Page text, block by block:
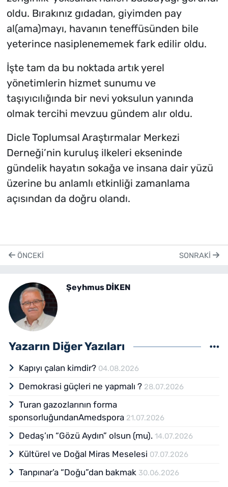
oldu. Bırakınız gıdadan, giyimden pay
al(ama)mayı, havanın teneffüsünden bile
yeterince nasiplenememek fark edilir oldu.
İşte tam da bu noktada artık yerel
yönetimlerin hizmet sunumu ve
taşıyıcılığında bir nevi yoksulun yanında
olmak tercihi mevzuu gündem alır oldu.
Dicle Toplumsal Araştırmalar Merkezi
Derneği’nin kuruluş ilkeleri ekseninde
gündelik hayatın sokağa ve insana dair yüzü
üzerine bu anlamlı etkinliği zamanlama
açısından da doğru olandı.
ÖNCEKI SONRAKI
Şeyhmus DİKEN
Yazarın Diğer Yazıları
Kapıyı çalan kimdir? 04.08.2026
Demokrasi güçleri ne yapmalı ? 28.07.2026
Turan gazozlarının forma
sponsorluğundanAmedspora 21.07.2026
Dedaş’ın “Gözü Aydın” olsun (mu). 14.07.2026
Kültürel ve Doğal Miras Meselesi 07.07.2026
Tanpınar’a “Doğu”dan bakmak 30.06.2026